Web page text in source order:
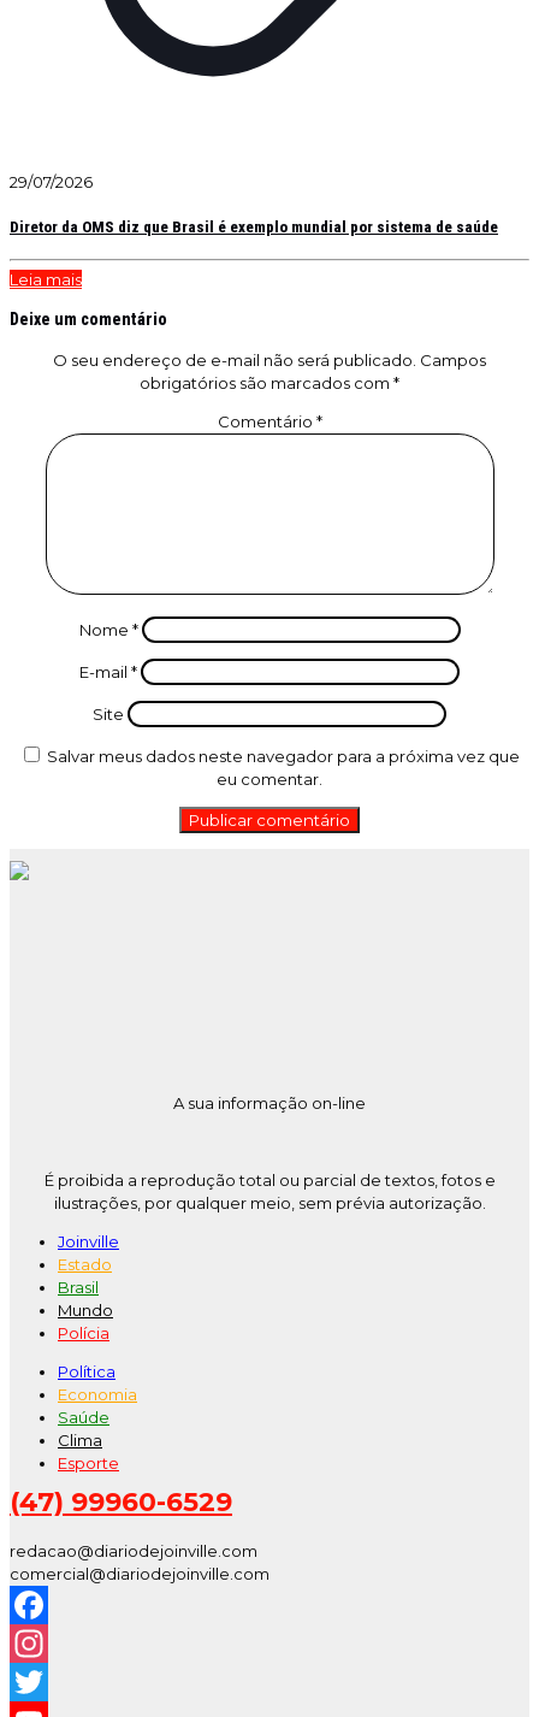
29/07/2026
Diretor da OMS diz que Brasil é exemplo mundial por sistema de saúde
Leia mais
Deixe um comentário
O seu endereço de e-mail não será publicado. Campos
obrigatórios são marcados com *
Comentário *
Nome *
E-mail *
Site
Salvar meus dados neste navegador para a próxima vez que
eu comentar.
A sua informação on-line
É proibida a reprodução total ou parcial de textos, fotos e
ilustrações, por qualquer meio, sem prévia autorização.
Joinville
Estado
Brasil
Mundo
Polícia
Política
Economia
Saúde
Clima
Esporte
(47) 99960-6529
redacao@diariodejoinville.com
comercial@diariodejoinville.com
Facebook
Instagram